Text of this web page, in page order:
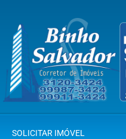
SOLICITAR IMÓVEL